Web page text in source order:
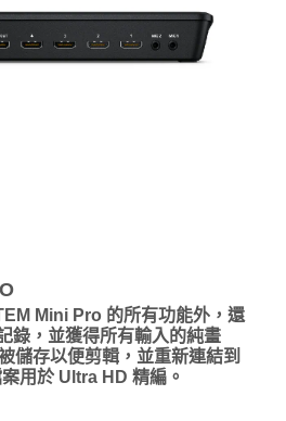
Mini Pro 的所有功能外，還
錄，並獲得所有輸入的純畫
儲存以便剪輯，並重新連結到
用於 Ultra HD 精編。